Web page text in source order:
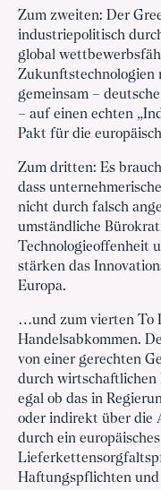
Zum zweiten: Der
industriepolitisch
global
Zukunftstechnologien
gemeinsam –
– auf einen echten
Pakt für die
Zum dritten: Es
dass
nicht durch falsch
umständliche
Technologieoffenheit
stärken das
Europa.
…und zum vierten To
Handelsabkommen.
von einer gerechten
durch wirtschaftlichen
egal ob das in
oder indirekt über die
durch ein europäisches
Haftungspflichten